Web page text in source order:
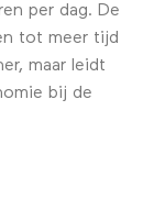
per dag. De
tot meer tijd
maar leidt
bij de